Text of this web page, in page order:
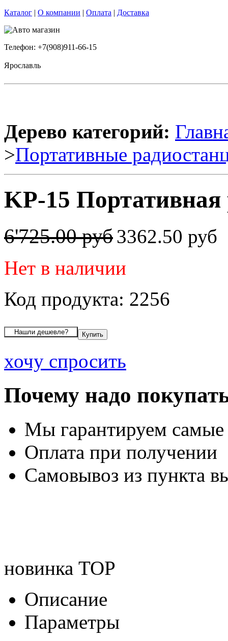
Каталог | О компании | Оплата | Доставка
Телефон: +7(908)911-66-15
Ярославль
Дерево категорий:
>Портативные
KP-15
6'725.00 руб3362.50 руб
Нет в наличии
Код продукта: 2256
хочу спросить
Почему надо
Мы гарантируем
Оплата при получении
Самовывоз из пункта
новинка TOP
Описание
Параметры